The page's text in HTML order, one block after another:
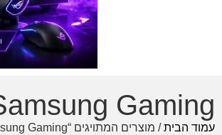
Gaming
עמוד הבית/ מוצרים המתויגים “Samsung Gaming”